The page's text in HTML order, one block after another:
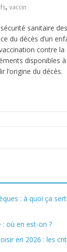
,vaccin
sanitaire
du décès d’un
contre la
disponibles
l’origine du décès.
: à quoi ça
: où en est-on ?
en 2026 : les